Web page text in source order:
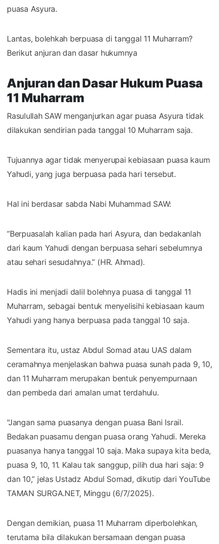
puasa Asyura.
Lantas, bolehkah berpuasa di tanggal 11 Muharram?
Berikut anjuran dan dasar hukumnya
Anjuran dan Dasar Hukum Puasa
11 Muharram
Rasulullah SAW menganjurkan agar puasa Asyura tidak
dilakukan sendirian pada tanggal 10 Muharram saja.
Tujuannya agar tidak menyerupai kebiasaan puasa kaum
Yahudi, yang juga berpuasa pada hari tersebut.
Hal ini berdasar sabda Nabi Muhammad SAW:
“Berpuasalah kalian pada hari Asyura, dan bedakanlah
dari kaum Yahudi dengan berpuasa sehari sebelumnya
atau sehari sesudahnya.” (HR. Ahmad).
Hadis ini menjadi dalil bolehnya puasa di tanggal 11
Muharram, sebagai bentuk menyelisihi kebiasaan kaum
Yahudi yang hanya berpuasa pada tanggal 10 saja.
Sementara itu, ustaz Abdul Somad atau UAS dalam
ceramahnya menjelaskan bahwa puasa sunah pada 9, 10,
dan 11 Muharram merupakan bentuk penyempurnaan
dan pembeda dari amalan umat terdahulu.
"Jangan sama puasanya dengan puasa Bani Israil.
Bedakan puasamu dengan puasa orang Yahudi. Mereka
puasanya hanya tanggal 10 saja. Maka supaya kita beda,
puasa 9, 10, 11. Kalau tak sanggup, pilih dua hari saja: 9
dan 10,” jelas Ustadz Abdul Somad, dikutip dari YouTube
TAMAN SURGA.NET, Minggu (6/7/2025).
Dengan demikian, puasa 11 Muharram diperbolehkan,
terutama bila dilakukan bersamaan dengan puasa